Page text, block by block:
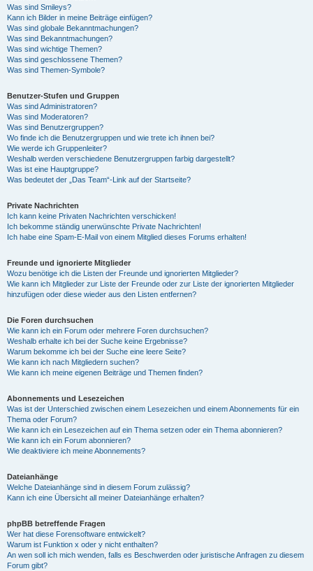
Was sind Smileys?
Kann ich Bilder in meine Beiträge einfügen?
Was sind globale Bekanntmachungen?
Was sind Bekanntmachungen?
Was sind wichtige Themen?
Was sind geschlossene Themen?
Was sind Themen-Symbole?
Benutzer-Stufen und Gruppen
Was sind Administratoren?
Was sind Moderatoren?
Was sind Benutzergruppen?
Wo finde ich die Benutzergruppen und wie trete ich ihnen bei?
Wie werde ich Gruppenleiter?
Weshalb werden verschiedene Benutzergruppen farbig dargestellt?
Was ist eine Hauptgruppe?
Was bedeutet der „Das Team“-Link auf der Startseite?
Private Nachrichten
Ich kann keine Privaten Nachrichten verschicken!
Ich bekomme ständig unerwünschte Private Nachrichten!
Ich habe eine Spam-E-Mail von einem Mitglied dieses Forums erhalten!
Freunde und ignorierte Mitglieder
Wozu benötige ich die Listen der Freunde und ignorierten Mitglieder?
Wie kann ich Mitglieder zur Liste der Freunde oder zur Liste der ignorierten Mitglieder
hinzufügen oder diese wieder aus den Listen entfernen?
Die Foren durchsuchen
Wie kann ich ein Forum oder mehrere Foren durchsuchen?
Weshalb erhalte ich bei der Suche keine Ergebnisse?
Warum bekomme ich bei der Suche eine leere Seite?
Wie kann ich nach Mitgliedern suchen?
Wie kann ich meine eigenen Beiträge und Themen finden?
Abonnements und Lesezeichen
Was ist der Unterschied zwischen einem Lesezeichen und einem Abonnements für ein
Thema oder Forum?
Wie kann ich ein Lesezeichen auf ein Thema setzen oder ein Thema abonnieren?
Wie kann ich ein Forum abonnieren?
Wie deaktiviere ich meine Abonnements?
Dateianhänge
Welche Dateianhänge sind in diesem Forum zulässig?
Kann ich eine Übersicht all meiner Dateianhänge erhalten?
phpBB betreffende Fragen
Wer hat diese Forensoftware entwickelt?
Warum ist Funktion x oder y nicht enthalten?
An wen soll ich mich wenden, falls es Beschwerden oder juristische Anfragen zu diesem
Forum gibt?